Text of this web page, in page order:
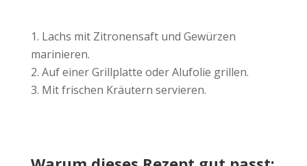
Lachs mit Zitronensaft und Gewürzen
marinieren.
Auf einer Grillplatte oder Alufolie grillen.
Mit frischen Kräutern servieren.